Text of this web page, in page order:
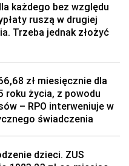
każdego bez względu
ruszą w drugiej
Trzeba jednak złożyć
zł miesięcznie dla
roku życia, z powodu
– RPO interweniuje w
świadczenia
dzieci. ZUS